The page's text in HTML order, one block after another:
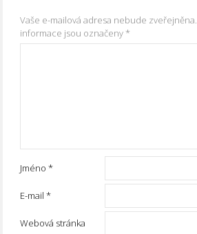
Vaše e-mailová adresa nebude zveřejněna.
informace jsou označeny*
Jméno*
E-mail*
Webová stránka